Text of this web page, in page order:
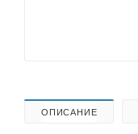
ОПИСАНИЕ